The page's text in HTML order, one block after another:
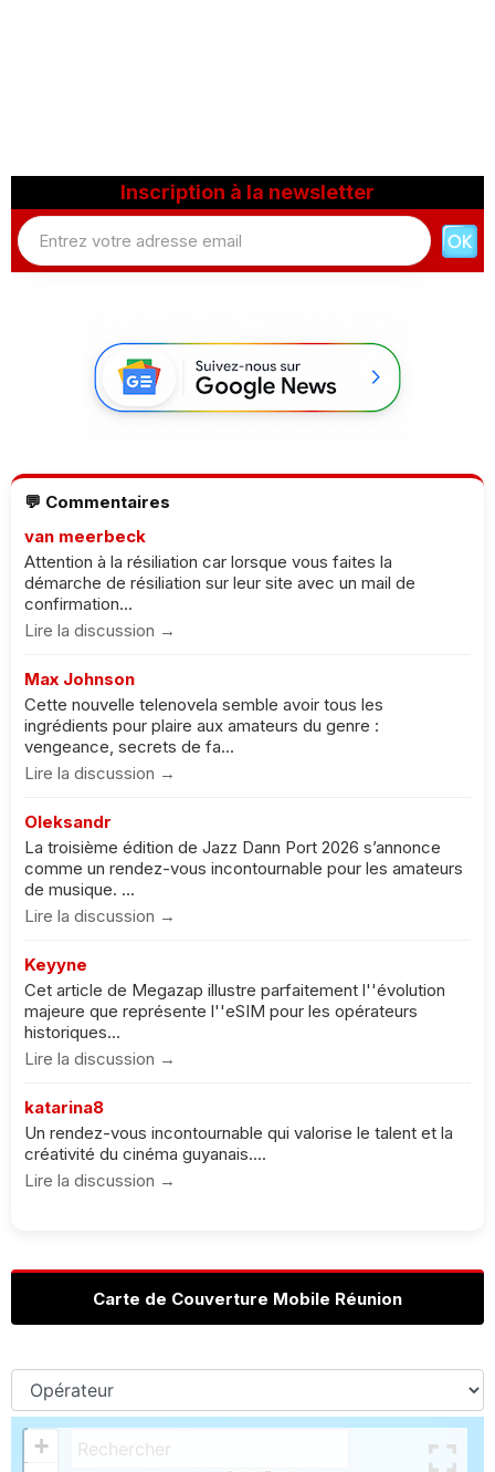
Inscription à la newsletter
💬 Commentaires
van meerbeck
Attention à la résiliation car lorsque vous faites la
démarche de résiliation sur leur site avec un mail de
confirmation...
Lire la discussion →
Max Johnson
Cette nouvelle telenovela semble avoir tous les
ingrédients pour plaire aux amateurs du genre :
vengeance, secrets de fa...
Lire la discussion →
Oleksandr
La troisième édition de Jazz Dann Port 2026 s’annonce
comme un rendez-vous incontournable pour les amateurs
de musique. ...
Lire la discussion →
Keyyne
Cet article de Megazap illustre parfaitement l''évolution
majeure que représente l''eSIM pour les opérateurs
historiques...
Lire la discussion →
katarina8
Un rendez-vous incontournable qui valorise le talent et la
créativité du cinéma guyanais....
Lire la discussion →
Carte de Couverture Mobile Réunion